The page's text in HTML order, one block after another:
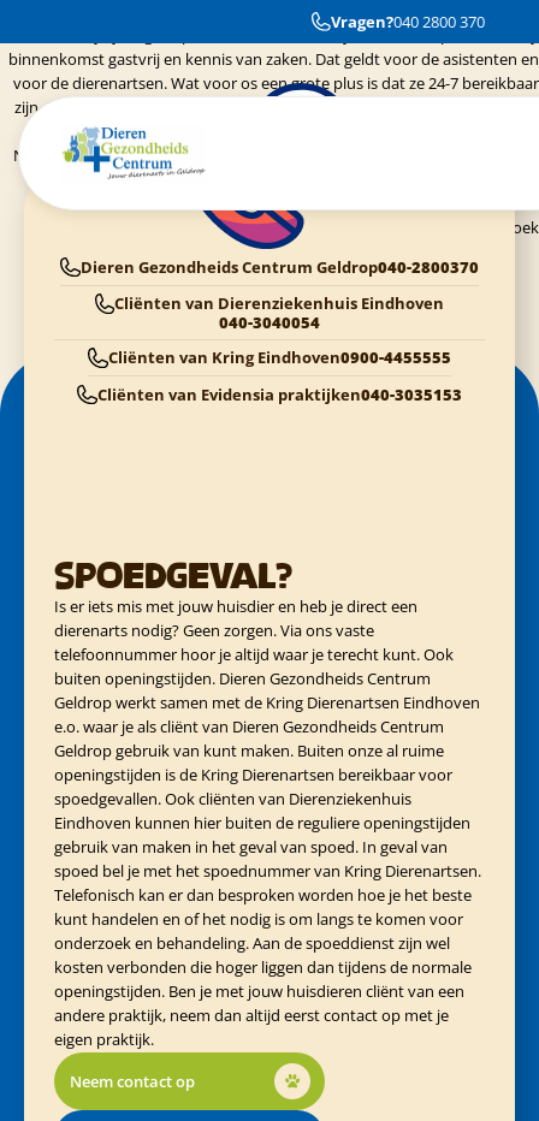
Vragen?040 2800 370
Onze beide honden Zeus en Zepp gaan naar Dierenziekenhuis Eindhoven.
Wij zijn erg te spreken over de werkwijze van al het personeel. Bij.
binnenkomst gastvrij en kennis van zaken. Dat geldt voor de asistenten en
voor de dierenartsen. Wat voor os een grote plus is dat ze 24-7 bereikbaar
zijn. Gisteren was er even paniek bij ons in huis. Een jankende pup die niet
wilde lopen. Het was rond 23.00 uur. Even het Dierenziekenhuis gebeld.
Niels nam de tijd en gaf advies. "Wellicht een kneuzing. Laat hem rusten in
de bench. Blijft hij pijn houden neem contact op." Zepp had een rustige
nacht en vanochtend was het weer een vrolijke pup. Top. Wij blij. Weer
bedankt voor de goede service. Groetjes Frans van den Broek
Dieren Gezondheids Centrum Geldrop040-2800370
Cliënten van Dierenziekenhuis Eindhoven
040-3040054
Cliënten van Kring Eindhoven0900-4455555
Cliënten van Evidensia praktijken040-3035153
Spoedgeval?
Is er iets mis met jouw huisdier en heb je direct een
dierenarts nodig? Geen zorgen. Via ons vaste
telefoonnummer hoor je altijd waar je terecht kunt. Ook
buiten openingstijden. Dieren Gezondheids Centrum
Geldrop werkt samen met de Kring Dierenartsen Eindhoven
e.o. waar je als cliënt van Dieren Gezondheids Centrum
Geldrop gebruik van kunt maken. Buiten onze al ruime
openingstijden is de Kring Dierenartsen bereikbaar voor
spoedgevallen. Ook cliënten van Dierenziekenhuis
Eindhoven kunnen hier buiten de reguliere openingstijden
gebruik van maken in het geval van spoed. In geval van
spoed bel je met het spoednummer van Kring Dierenartsen.
Telefonisch kan er dan besproken worden hoe je het beste
kunt handelen en of het nodig is om langs te komen voor
onderzoek en behandeling. Aan de spoeddienst zijn wel
kosten verbonden die hoger liggen dan tijdens de normale
openingstijden. Ben je met jouw huisdieren cliënt van een
andere praktijk, neem dan altijd eerst contact op met je
eigen praktijk.
Neem contact op